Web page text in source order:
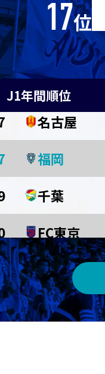
18:00
アム
17位
J1年間順位
水戸
京都
岡山
名古屋
福岡
千葉
FC東京